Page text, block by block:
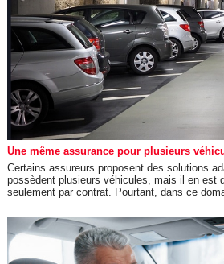
Une même assurance pour plusieurs
Certains assureurs proposent des solutions
possèdent plusieurs véhicules, mais il en est
seulement par contrat. Pourtant, dans ce